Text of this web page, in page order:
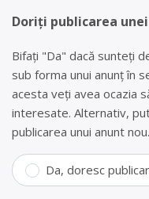
Doriți publicarea
Bifați "Da" dacă sunteți
sub forma unui anunț în
acesta veți avea ocazia
interesate. Alternativ,
publicarea unui anunt nou.
Da, doresc